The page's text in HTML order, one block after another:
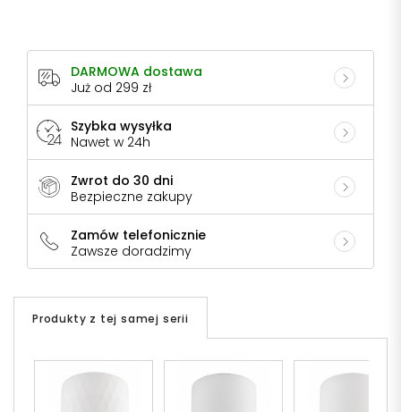
DARMOWA dostawa
Już od 299 zł
Szybka wysyłka
Nawet w 24h
Zwrot do 30 dni
Bezpieczne zakupy
Zamów telefonicznie
Zawsze doradzimy
Produkty z tej samej serii